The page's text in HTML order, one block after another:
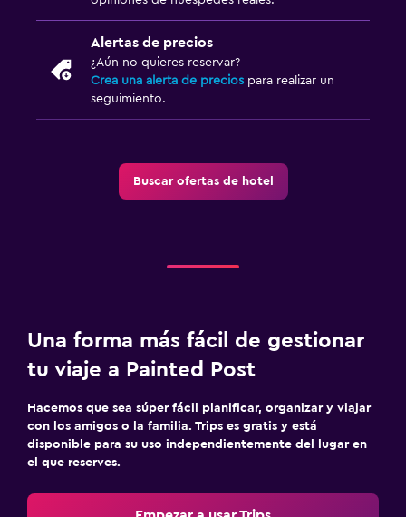
Alertas de precios
¿Aún no quieres reservar?
Crea una alerta de precios para realizar un
seguimiento.
Buscar ofertas de hotel
Una forma más fácil de gestionar
tu viaje a Painted Post
Hacemos que sea súper fácil planificar, organizar y viajar
con los amigos o la familia. Trips es gratis y está
disponible para su uso independientemente del lugar en
el que reserves.